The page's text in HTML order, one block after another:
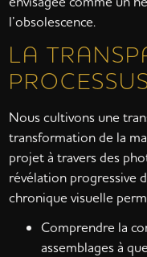
l’obsolescence.
LA
Nous cultivons une
transformation de la
projet à travers des
révélation progressive
chronique visuelle
Comprendre la
assemblages à